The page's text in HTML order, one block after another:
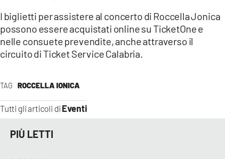
TAG ROCCELLA IONICA
Tutti gli articoli di Eventi
I biglietti per assistere al concerto di Roccella Jonica
possono essere acquistati online su TicketOne e
nelle consuete prevendite, anche attraverso il
circuito di Ticket Service Calabria.
PIÙ LETTI